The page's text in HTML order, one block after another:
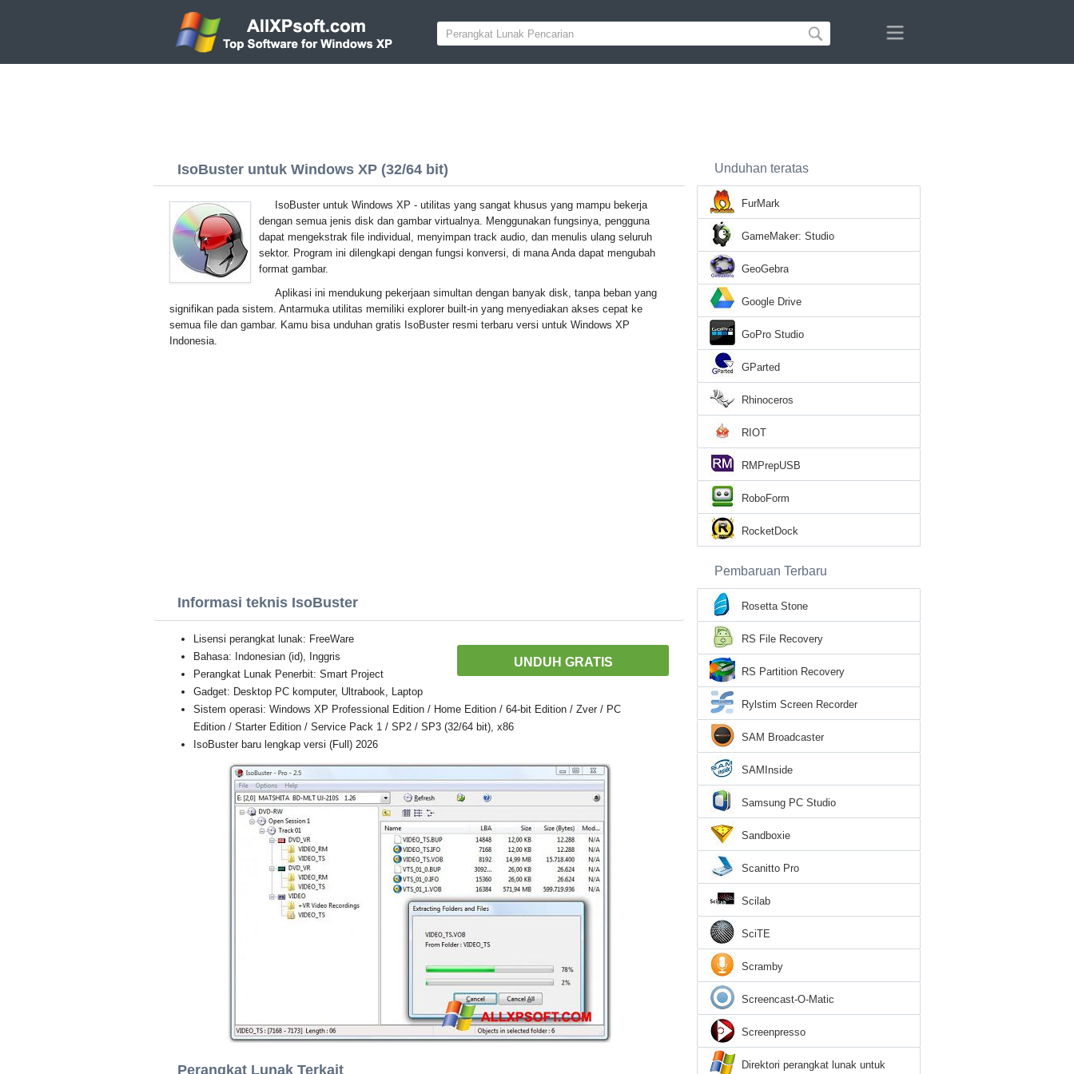
IsoBuster untuk Windows XP (32/64 bit)
IsoBuster untuk Windows XP - utilitas yang sangat khusus yang mampu bekerja
dengan semua jenis disk dan gambar virtualnya. Menggunakan fungsinya, pengguna
dapat mengekstrak file individual, menyimpan track audio, dan menulis ulang seluruh
sektor. Program ini dilengkapi dengan fungsi konversi, di mana Anda dapat mengubah
format gambar.
Aplikasi ini mendukung pekerjaan simultan dengan banyak disk, tanpa beban yang
signifikan pada sistem. Antarmuka utilitas memiliki explorer built-in yang menyediakan akses cepat ke
semua file dan gambar. Kamu bisa unduhan gratis IsoBuster resmi terbaru versi untuk Windows XP
Indonesia.
Informasi teknis IsoBuster
UNDUH GRATIS
Lisensi perangkat lunak: FreeWare
Bahasa: Indonesian (id), Inggris
Perangkat Lunak Penerbit: Smart Project
Gadget: Desktop PC komputer, Ultrabook, Laptop
Sistem operasi: Windows XP Professional Edition / Home Edition / 64-bit Edition / Zver / PC
Edition / Starter Edition / Service Pack 1 / SP2 / SP3 (32/64 bit), x86
IsoBuster baru lengkap versi (Full) 2026
Perangkat Lunak Terkait
Unduhan teratas
FurMark
GameMaker: Studio
GeoGebra
Google Drive
GoPro Studio
GParted
Rhinoceros
RIOT
RMPrepUSB
RoboForm
RocketDock
Pembaruan Terbaru
Rosetta Stone
RS File Recovery
RS Partition Recovery
Rylstim Screen Recorder
SAM Broadcaster
SAMInside
Samsung PC Studio
Sandboxie
Scanitto Pro
Scilab
SciTE
Scramby
Screencast-O-Matic
Screenpresso
Direktori perangkat lunak untuk